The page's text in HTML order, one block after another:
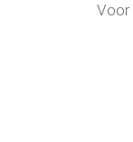
Voor